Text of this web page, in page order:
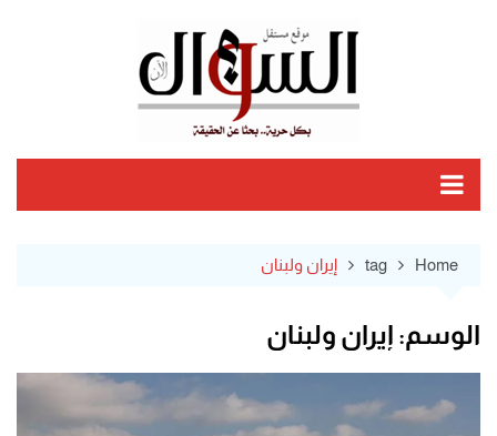
Home
tag إيران ولبنان
الوسم: إيران ولبنان